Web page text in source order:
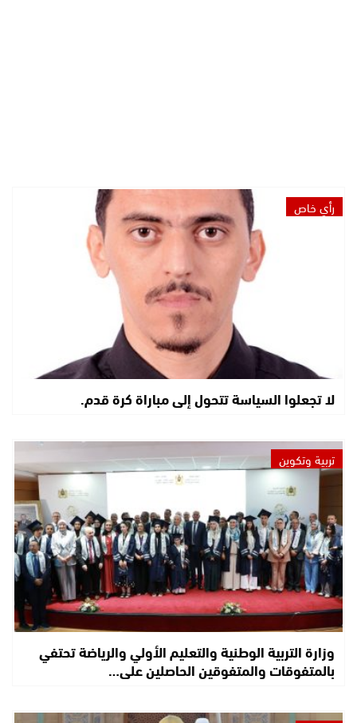
رأي خاص
لا تجعلوا السياسة تتحول إلى مباراة كرة قدم.
تربية وتكوين
وزارة التربية الوطنية والتعليم الأولي والرياضة تحتفي
بالمتفوقات والمتفوقين الحاصلين على…